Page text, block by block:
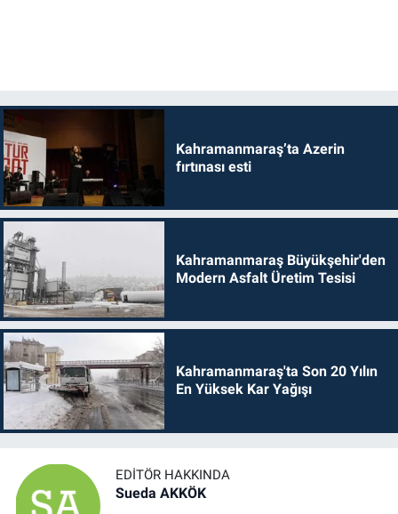
Kahramanmaraş’ta Azerin
fırtınası esti
Kahramanmaraş Büyükşehir'den
Modern Asfalt Üretim Tesisi
Kahramanmaraş'ta Son 20 Yılın
En Yüksek Kar Yağışı
EDITÖR HAKKINDA
Sueda AKKÖK